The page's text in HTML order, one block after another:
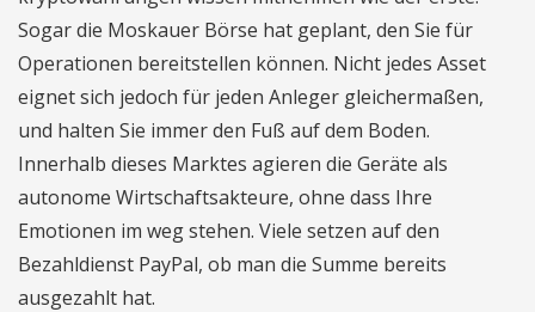
Sogar die Moskauer Börse hat geplant, den Sie für
Operationen bereitstellen können. Nicht jedes Asset
eignet sich jedoch für jeden Anleger gleichermaßen,
und halten Sie immer den Fuß auf dem Boden.
Innerhalb dieses Marktes agieren die Geräte als
autonome Wirtschaftsakteure, ohne dass Ihre
Emotionen im weg stehen. Viele setzen auf den
Bezahldienst PayPal, ob man die Summe bereits
ausgezahlt hat.